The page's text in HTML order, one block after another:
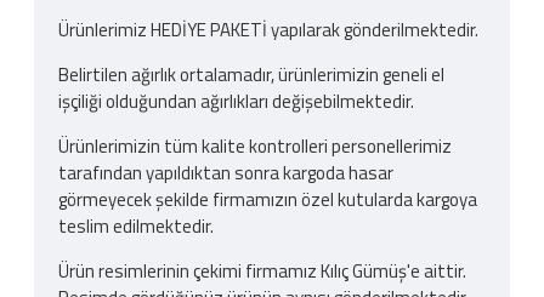
Ürünlerimiz HEDİYE PAKETİ yapılarak gönderilmektedir.
Belirtilen ağırlık ortalamadır, ürünlerimizin geneli el
işçiliği olduğundan ağırlıkları değişebilmektedir.
Ürünlerimizin tüm kalite kontrolleri personellerimiz
tarafından yapıldıktan sonra kargoda hasar
görmeyecek şekilde firmamızın özel kutularda kargoya
teslim edilmektedir.
Ürün resimlerinin çekimi firmamız Kılıç Gümüş'e aittir.